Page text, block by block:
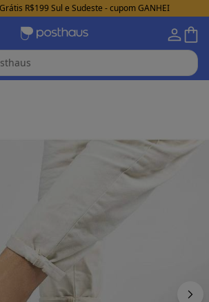
R$199 Sul e Sudeste - cupom GANHEI